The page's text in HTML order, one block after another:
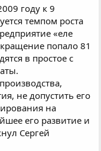
году к 9
темпом роста
«еле
попало 81
в простое с
не допустить его
на
его развитие и
Сергей